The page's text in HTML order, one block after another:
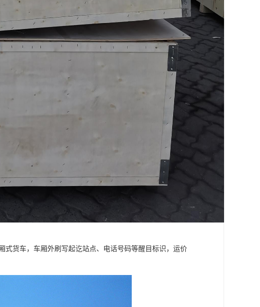
式货车，车厢外刷写起讫站点、电话号码等醒目标识，运价